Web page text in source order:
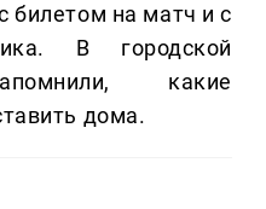
билетом на матч и с
В городской
какие
дома.